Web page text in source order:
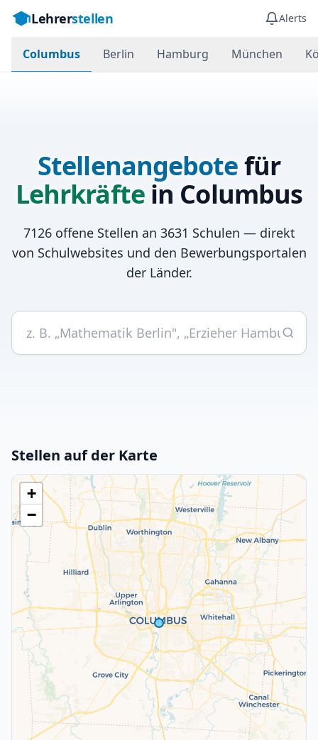
Lehrerstellen Alerts
Columbus Berlin Hamburg München
Stellenangebotefür
Lehrkräfte in Columbus
7126offene Stellen an 3631 Schulen — direkt
von Schulwebsites und den Bewerbungsportalen
der Länder.
Stellen auf der Karte
+
−